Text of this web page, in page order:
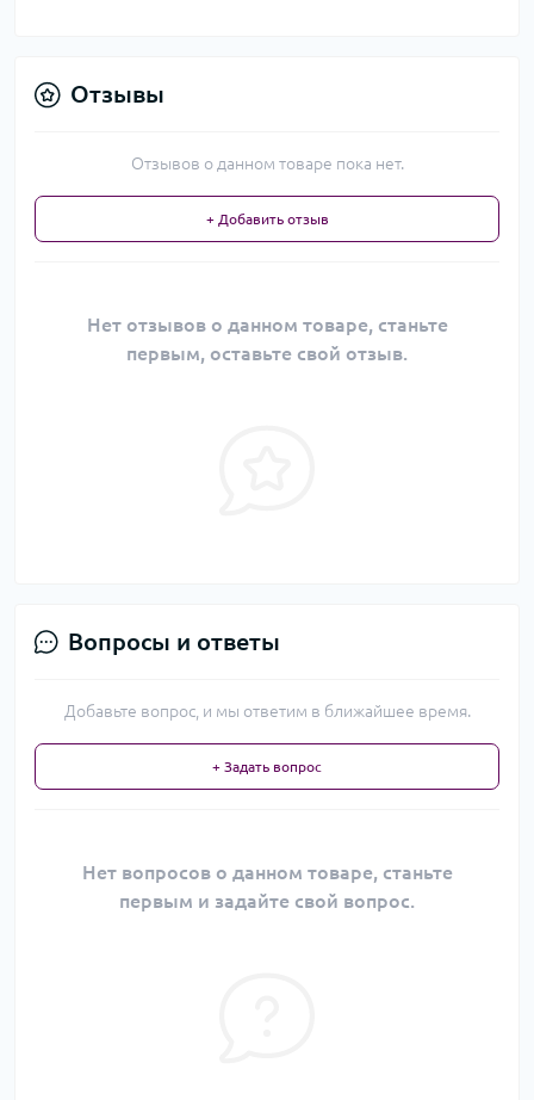
Отзывы
Отзывов о данном товаре пока нет.
+ Добавить отзыв
Нет отзывов о данном товаре, станьте
первым, оставьте свой отзыв.
Вопросы и ответы
Добавьте вопрос, и мы ответим в ближайшее время.
+ Задать вопрос
Нет вопросов о данном товаре, станьте
первым и задайте свой вопрос.